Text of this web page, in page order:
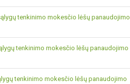
tenkinimo mokesčio lėšų panaudojimo
tenkinimo mokesčio lėšų panaudojimo
tenkinimo mokesčio lėšų panaudojimo